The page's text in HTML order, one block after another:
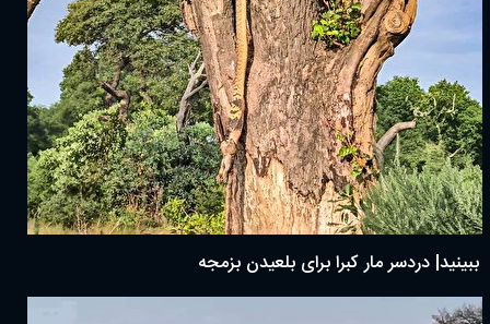
ببینید| دردسر مار کبرا برای بلعیدن بزمجه